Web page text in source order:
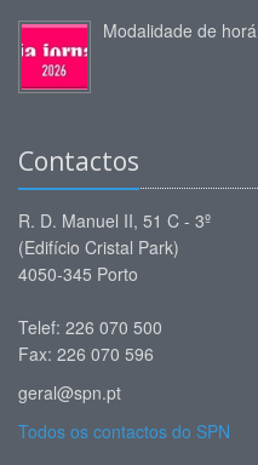
Modalidade de
Contactos
R. D. Manuel II, 51 C - 3º
(Edifício Cristal Park)
4050-345 Porto
Telef: 226 070 500
Fax: 226 070 596
geral@spn.pt
Todos os contactos do SPN